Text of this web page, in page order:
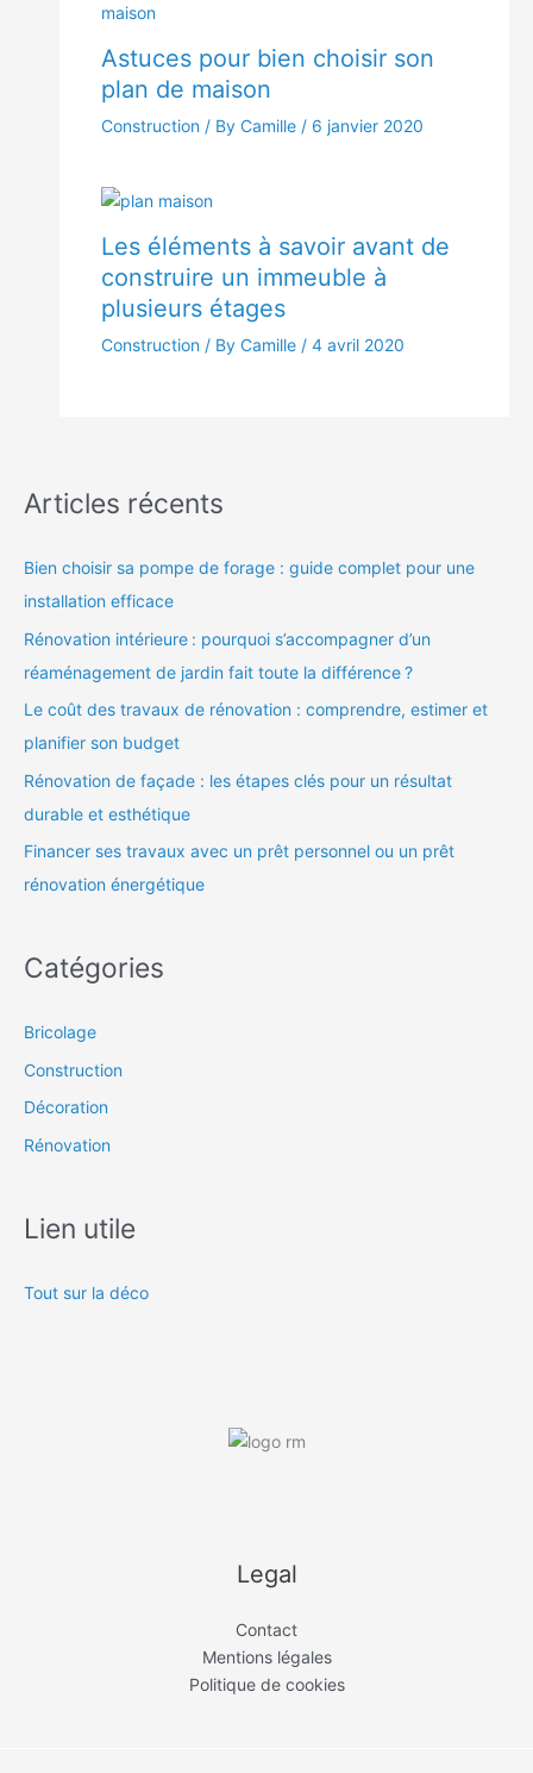
Astuces pour bien choisir son
plan de maison
Construction / By Camille / 6 janvier 2020
Les éléments à savoir avant de
construire un immeuble à
plusieurs étages
Construction / By Camille / 4 avril 2020
Articles récents
Bien choisir sa pompe de forage : guide complet pour une
installation efficace
Rénovation intérieure : pourquoi s’accompagner d’un
réaménagement de jardin fait toute la différence ?
Le coût des travaux de rénovation : comprendre, estimer et
planifier son budget
Rénovation de façade : les étapes clés pour un résultat
durable et esthétique
Financer ses travaux avec un prêt personnel ou un prêt
rénovation énergétique
Catégories
Bricolage
Construction
Décoration
Rénovation
Lien utile
Tout sur la déco
Legal
Contact
Mentions légales
Politique de cookies